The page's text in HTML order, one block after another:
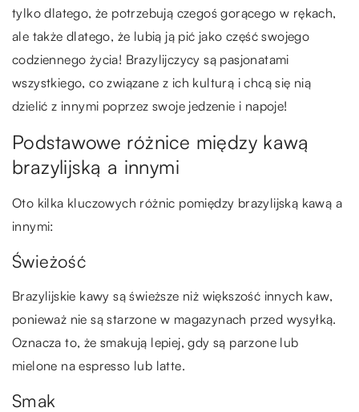
tylko dlatego, że potrzebują czegoś gorącego w rękach,
ale także dlatego, że lubią ją pić jako część swojego
codziennego życia! Brazylijczycy są pasjonatami
wszystkiego, co związane z ich kulturą i chcą się nią
dzielić z innymi poprzez swoje jedzenie i napoje!
Podstawowe różnice między kawą
brazylijską a innymi
Oto kilka kluczowych różnic pomiędzy brazylijską kawą a
innymi:
Świeżość
Brazylijskie kawy są świeższe niż większość innych kaw,
ponieważ nie są starzone w magazynach przed wysyłką.
Oznacza to, że smakują lepiej, gdy są parzone lub
mielone na espresso lub latte.
Smak